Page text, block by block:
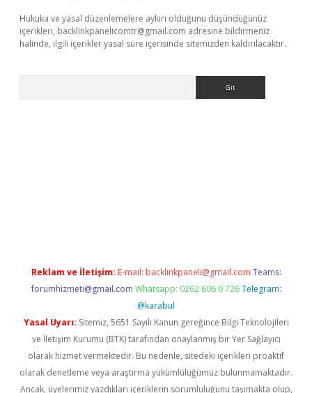
Hukuka ve yasal düzenlemelere aykırı olduğunu düşündüğünüz
içerikleri, backlinkpanelicomtr@gmail.com adresine bildirmeniz
halinde, ilgili içerikler yasal süre içerisinde sitemizden kaldırılacaktır.
Reklam ve İletişim: E-mail: backlinkpaneli@gmail.com Teams:
forumhizmeti@gmail.com Whatsapp: 0262 606 0 726 Telegram:
@karabul
Yasal Uyarı: Sitemiz, 5651 Sayılı Kanun gereğince Bilgi Teknolojileri
ve İletişim Kurumu (BTK) tarafından onaylanmış bir Yer Sağlayıcı
olarak hizmet vermektedir. Bu nedenle, sitedeki içerikleri proaktif
olarak denetleme veya araştırma yükümlülüğümüz bulunmamaktadır.
Ancak, üyelerimiz yazdıkları içeriklerin sorumluluğunu taşımakta olup,